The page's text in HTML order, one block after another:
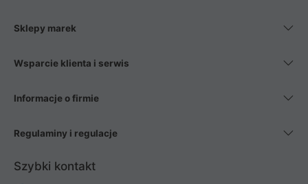
Sklepy marek
Wsparcie klienta i serwis
Informacje o firmie
Regulaminy i regulacje
Szybki kontakt